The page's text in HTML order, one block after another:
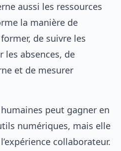
aussi les ressources
la manière de
de suivre les
les absences, de
et de mesurer
peut gagner en
numériques, mais elle
collaborateur.